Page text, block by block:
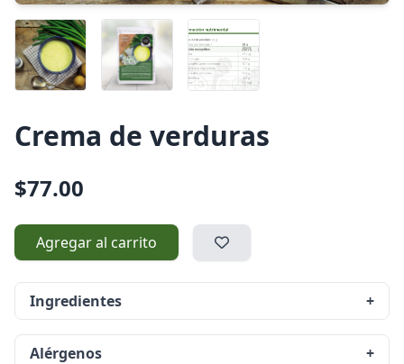
Crema de verduras
$77.00
Agregar al carrito
Ingredientes +
Alérgenos +